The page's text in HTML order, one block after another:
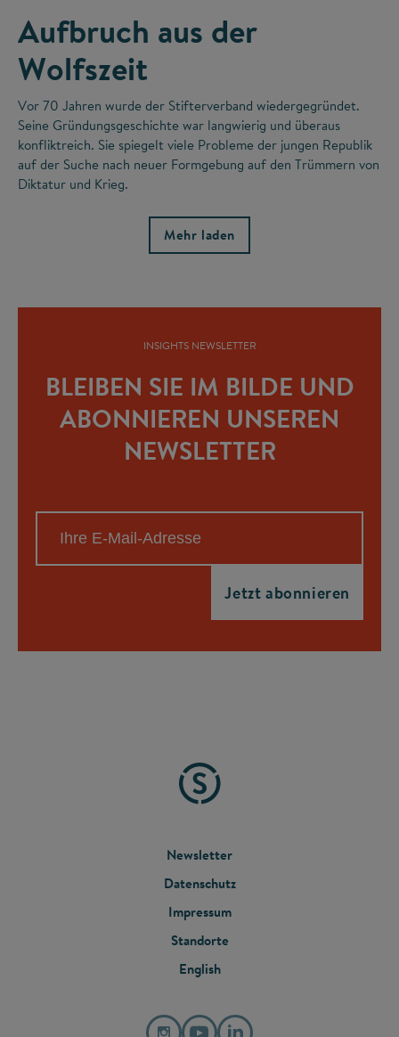
Aufbruch aus der
Wolfszeit
Vor 70 Jahren wurde der Stifterverband wiedergegründet.
Seine Gründungsgeschichte war langwierig und überaus
konfliktreich. Sie spiegelt viele Probleme der jungen Republik
auf der Suche nach neuer Formgebung auf den Trümmern von
Diktatur und Krieg.
Mehr laden
INSIGHTS NEWSLETTER
BLEIBEN SIE IM BILDE UND
ABONNIEREN UNSEREN
NEWSLETTER
FOOTER
MENU
Newsletter
Datenschutz
Impressum
Standorte
English